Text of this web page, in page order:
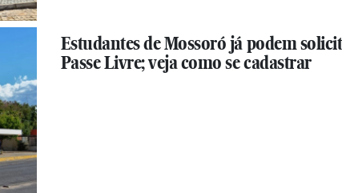
Estudantes de Mossoró já podem
Passe Livre; veja como se cadastrar